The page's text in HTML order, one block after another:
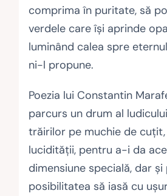
comprima în puritate, să
verdele care îşi aprinde
luminând calea spre
ni-l propune.
Poezia lui Constantin
parcurs un drum al
trăirilor pe muchie de
lucidităţii, pentru a-i da
dimensiune specială, dar
posibilitatea să iasă cu